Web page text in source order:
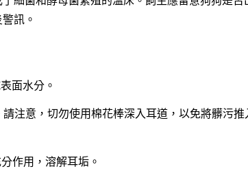
訊。
面水分。
注意，切勿使用棉花棒深入耳道，以免將髒污推
作用，溶解耳垢。